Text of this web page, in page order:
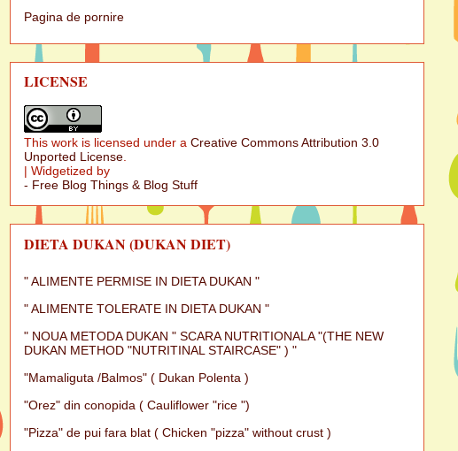
Pagina de pornire
LICENSE
This work is licensed under a Creative Commons Attribution 3.0
Unported License.
| Widgetized by
- Free Blog Things & Blog Stuff
DIETA DUKAN (DUKAN DIET)
" ALIMENTE PERMISE IN DIETA DUKAN "
" ALIMENTE TOLERATE IN DIETA DUKAN "
" NOUA METODA DUKAN " SCARA NUTRITIONALA "(THE NEW
DUKAN METHOD "NUTRITINAL STAIRCASE" ) "
"Mamaliguta /Balmos" ( Dukan Polenta )
"Orez" din conopida ( Cauliflower "rice ")
"Pizza" de pui fara blat ( Chicken "pizza" without crust )